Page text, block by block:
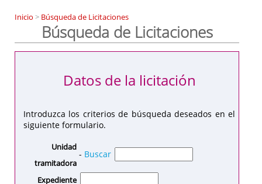
Inicio > Búsqueda de Licitaciones
Búsqueda de Licitaciones
Introduzca los criterios de búsqueda deseados en el
siguiente formulario.
Datos de la licitación
Unidad
tramitadora
- Buscar
Expediente